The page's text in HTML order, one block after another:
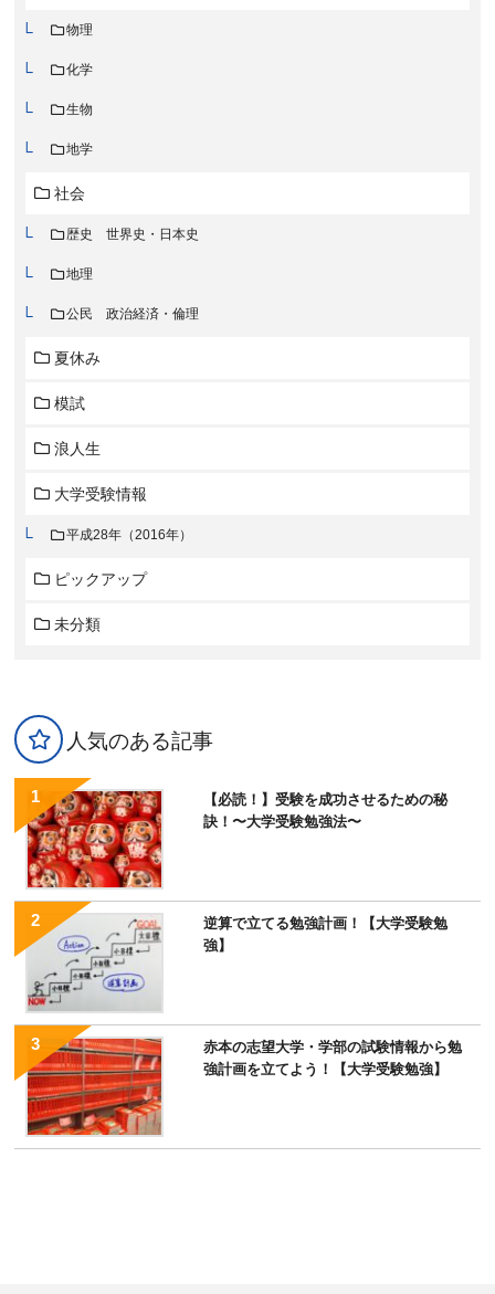
物理
化学
生物
地学
社会
歴史 世界史・日本史
地理
公民 政治経済・倫理
夏休み
模試
浪人生
大学受験情報
平成28年（2016年）
ピックアップ
未分類
人気のある記事
【必読！】受験を成功させるための秘
訣！〜大学受験勉強法〜
逆算で立てる勉強計画！【大学受験勉
強】
赤本の志望大学・学部の試験情報から勉
強計画を立てよう！【大学受験勉強】